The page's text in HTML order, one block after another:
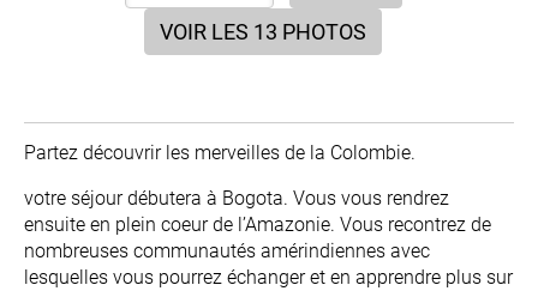
VOIR LES 13 PHOTOS
Partez découvrir les merveilles de la Colombie.
votre séjour débutera à Bogota. Vous vous rendrez
ensuite en plein coeur de l’Amazonie. Vous recontrez de
nombreuses communautés amérindiennes avec
lesquelles vous pourrez échanger et en apprendre plus sur